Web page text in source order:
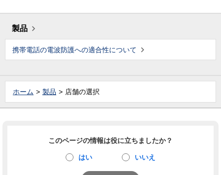
製品
携帯電話の電波防護への適合性について
ホーム 製品 店舗の選択
このページの情報は役に立ちましたか？
はい いいえ